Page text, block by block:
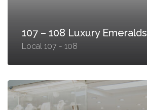
107 – 108 Luxury Emeralds
Local 107 - 108